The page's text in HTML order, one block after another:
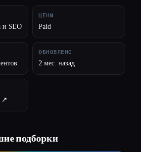
и SEO
ЦЕНЫ
Paid
ОБНОВЛЕНО
2 мес. назад
↗︎
подборки